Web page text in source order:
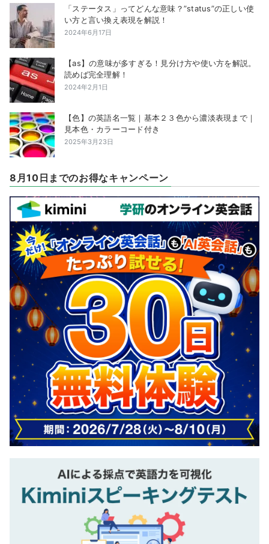
「ステータス」ってどんな意味？”status”の正しい使
い方と言い換え表現を解説！
2024年6月17日
【as】の意味が多すぎる！見分け方や使い方を解説。
読めば完全理解！
2024年2月1日
【色】の英語名一覧｜基本２３色から濃淡表現まで｜
見本色・カラーコード付き
2025年3月23日
8月10日までのお得なキャンペーン